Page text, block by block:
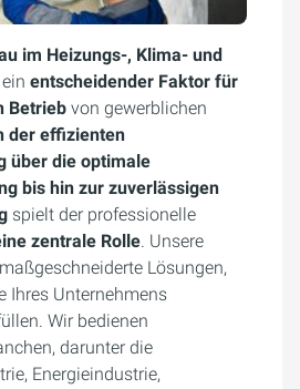
im Heizungs-, Klima- und
entscheidender Faktor für
Betrieb von gewerblichen
der effizienten
über die optimale
bis hin zur zuverlässigen
spielt der professionelle
zentrale Rolle. Unsere
Lösungen,
Ihres Unternehmens
Wir bedienen
darunter die
Energieindustrie,